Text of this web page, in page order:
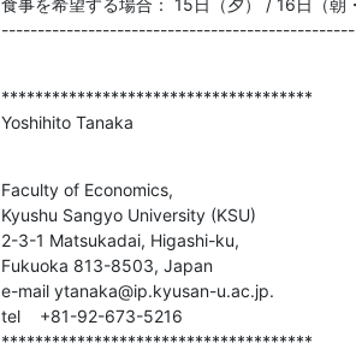
*************************************
Yoshihito Tanaka
Faculty of Economics,
Kyushu Sangyo University (KSU)
2-3-1 Matsukadai, Higashi-ku,
Fukuoka 813-8503, Japan
e-mail ytanaka@ip.kyusan-u.ac.jp.
tel    +81-92-673-5216